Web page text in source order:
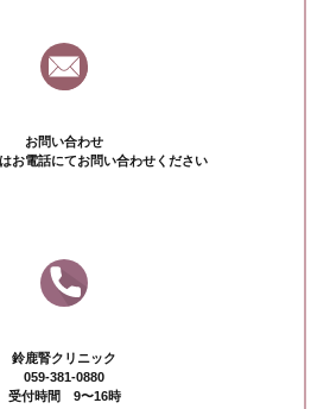
お問い合わせ
お電話にてお問い合わせください
鈴鹿腎クリニック
059-381-0880
受付時間 9〜16時